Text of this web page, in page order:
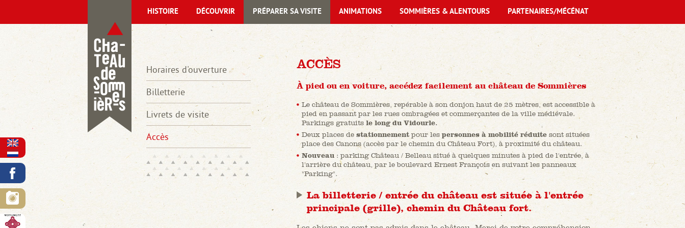
ACCÈS
À pied ou en voiture, accédez facilement au château de Sommières
Le château de Sommières, repérable à son donjon haut de 25 mètres, est accessible à
pied en passant par les rues ombragées et commerçantes de la ville médiévale.
Parkings gratuits le long du Vidourle.
Deux places de stationnement pour lespersonnes à mobilité réduite sont situées
place des Canons (accès par le chemin du Château Fort), à proximité du château.
Nouveau : parking Château / Belleau situé à quelques minutes à pied de l'entrée, à
l'arrière du château, par le boulevard Ernest François en suivant les panneaux
"Parking".
La billetterie / entrée du château est située à l'entrée
principale (grille), chemin du Château fort.
HISTOIRE DÉCOUVRIR PRÉPARER SA VISITE ANIMATIONS SOMMIÈRES & ALENTOURS PARTENAIRES/MÉCÉNAT
Horaires d'ouverture
Billetterie
Livrets de visite
Accès